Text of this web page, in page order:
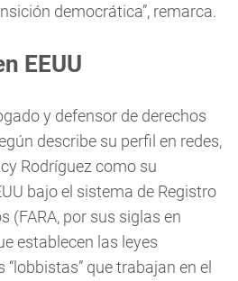
democrática”, remarca.
EEUU
y defensor de derechos
describe su perfil en redes,
Rodríguez como su
bajo el sistema de Registro
(FARA, por sus siglas en
establecen las leyes
que trabajan en el